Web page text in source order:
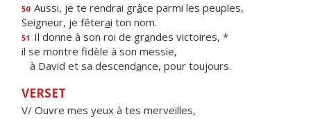
50 Aussi, je te rendrai grâce parmi les peuples,
Seigneur, je fêterai ton nom.
51 Il donne à son roi de grandes victoires, *
il se montre fidèle à son messie,
à David et sa descendance, pour toujours.
VERSET
V/ Ouvre mes yeux à tes merveilles,